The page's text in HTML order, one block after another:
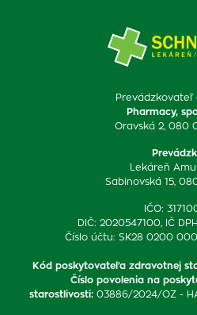
Prevádzkovateľ
Pharmacy,
Oravská 2, 080
Lekáreň
Sabinovská 15,
IČO:
DIČ: 2020547100, IČ
Číslo účtu: SK28 0200
Kód poskytovateľa zdravotnej
Číslo povolenia na
starostlivosti: 03886/2024/OZ -